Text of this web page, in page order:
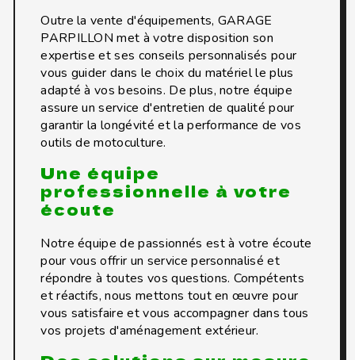
Outre la vente d'équipements, GARAGE
PARPILLON met à votre disposition son
expertise et ses conseils personnalisés pour
vous guider dans le choix du matériel le plus
adapté à vos besoins. De plus, notre équipe
assure un service d'entretien de qualité pour
garantir la longévité et la performance de vos
outils de motoculture.
Une équipe
professionnelle à votre
écoute
Notre équipe de passionnés est à votre écoute
pour vous offrir un service personnalisé et
répondre à toutes vos questions. Compétents
et réactifs, nous mettons tout en œuvre pour
vous satisfaire et vous accompagner dans tous
vos projets d'aménagement extérieur.